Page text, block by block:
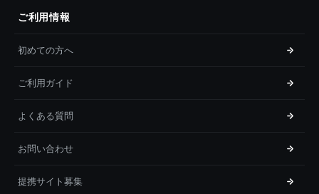
ご利用情報
初めての方へ
ご利用ガイド
よくある質問
お問い合わせ
提携サイト募集